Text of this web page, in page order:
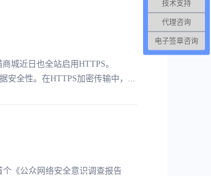
城近日也全站启用HTTPS。
安全性。在HTTPS加密传输中，...
《公众网络安全意识调查报告
技术支持
代理咨询
电子签章咨询